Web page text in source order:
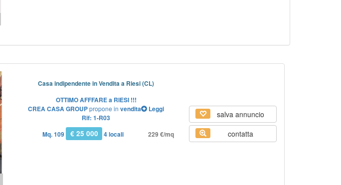
Casa indipendente in Vendita a Riesi (CL)
OTTIMO AFFFARE a RIESI !!!
CREA CASA GROUPpropone in vendita
Leggi
Rif: 1-R03
Mq. 109
€ 25 000 4 locali 229 €/mq
salva annuncio
contatta